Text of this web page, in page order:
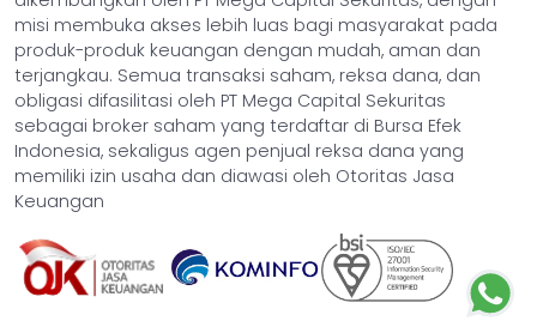
misi membuka akses lebih luas bagi masyarakat pada
produk-produk keuangan dengan mudah, aman dan
terjangkau. Semua transaksi saham, reksa dana, dan
obligasi difasilitasi oleh PT Mega Capital Sekuritas
sebagai broker saham yang terdaftar di Bursa Efek
Indonesia, sekaligus agen penjual reksa dana yang
memiliki izin usaha dan diawasi oleh Otoritas Jasa
Keuangan